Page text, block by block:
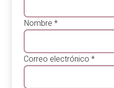
Nombre *
Correo electrónico *